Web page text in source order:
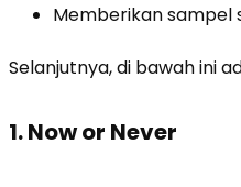
Memberikan sampel
Selanjutnya, di bawah ini
1. Now or Never